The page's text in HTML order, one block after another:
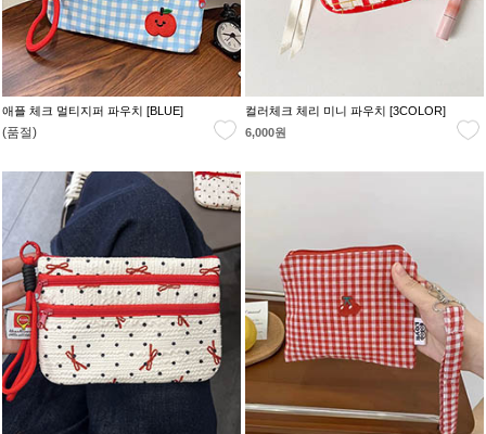
애플 체크 멀티지퍼 파우치 [BLUE]
(품절)
컬러체크 체리 미니 파우치 [3COLOR]
6,000원